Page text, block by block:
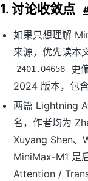
1. 讨论收敛点
如果只想理解
来源，优先读本
2401.04658
更
2024 版本，包
两篇 Lightning
名，作者均为
Xuyang Shen、
MiniMax-M1 是
Attention /